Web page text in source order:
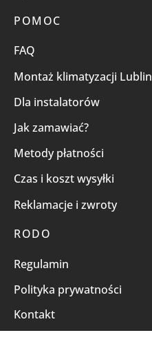
POMOC
FAQ
Montaż klimatyzacji Lublin
Dla instalatorów
Jak zamawiać?
Metody płatności
Czas i koszt wysyłki
Reklamacje i zwroty
RODO
Regulamin
Polityka prywatności
Kontakt